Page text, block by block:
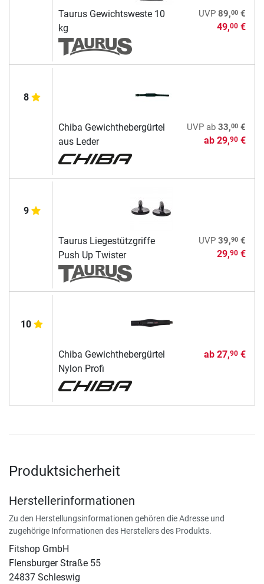
Taurus Gewichtsweste 10
kg
UVP 89,00€
49,00€
8
Chiba Gewichthebergürtel
aus Leder
UVPab 33,00€
ab 29,90€
9
Taurus Liegestützgriffe
Push Up Twister
UVP 39,90€
29,90€
10
Chiba Gewichthebergürtel
Nylon Profi
ab 27,90€
Produktsicherheit
Herstellerinformationen
Zu den Herstellungsinformationen gehören die Adresse und
zugehörige Informationen des Herstellers des Produkts.
Fitshop GmbH
Flensburger Straße 55
24837 Schleswig